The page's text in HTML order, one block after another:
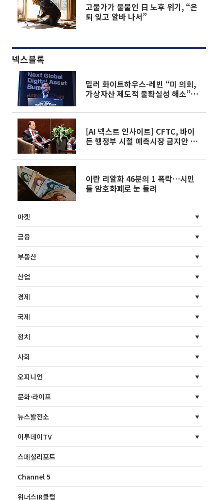
고물가가 불붙인 日 노후 위기, “은
퇴 잊고 알바 나서”
넥스블록
밀러 화이트하우스-레빈 “미 의회,
가상자산 제도적 불확실성 해소”
[AI 넥스트 인사이트] CFTC, 바이
든 행정부 시절 예측시장 금지안 철
이란 리알화 46분의 1 폭락⋯시민
들 암호화폐로 눈 돌려
마켓
금융
부동산
산업
경제
국제
정치
사회
오피니언
문화·라이프
뉴스발전소
이투데이TV
스페셜리포트
Channel 5
위너스IR클럽